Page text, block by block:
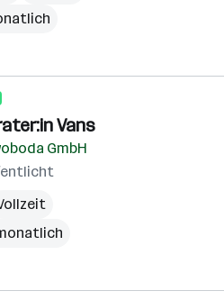
Vans
GmbH